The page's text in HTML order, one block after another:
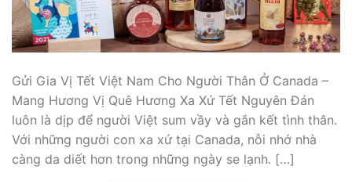
Gửi Gia Vị Tết Việt Nam Cho Người Thân Ở Canada –
Mang Hương Vị Quê Hương Xa Xứ Tết Nguyên Đán
luôn là dịp để người Việt sum vầy và gắn kết tình thân.
Với những người con xa xứ tại Canada, nỗi nhớ nhà
càng da diết hơn trong những ngày se lạnh. […]